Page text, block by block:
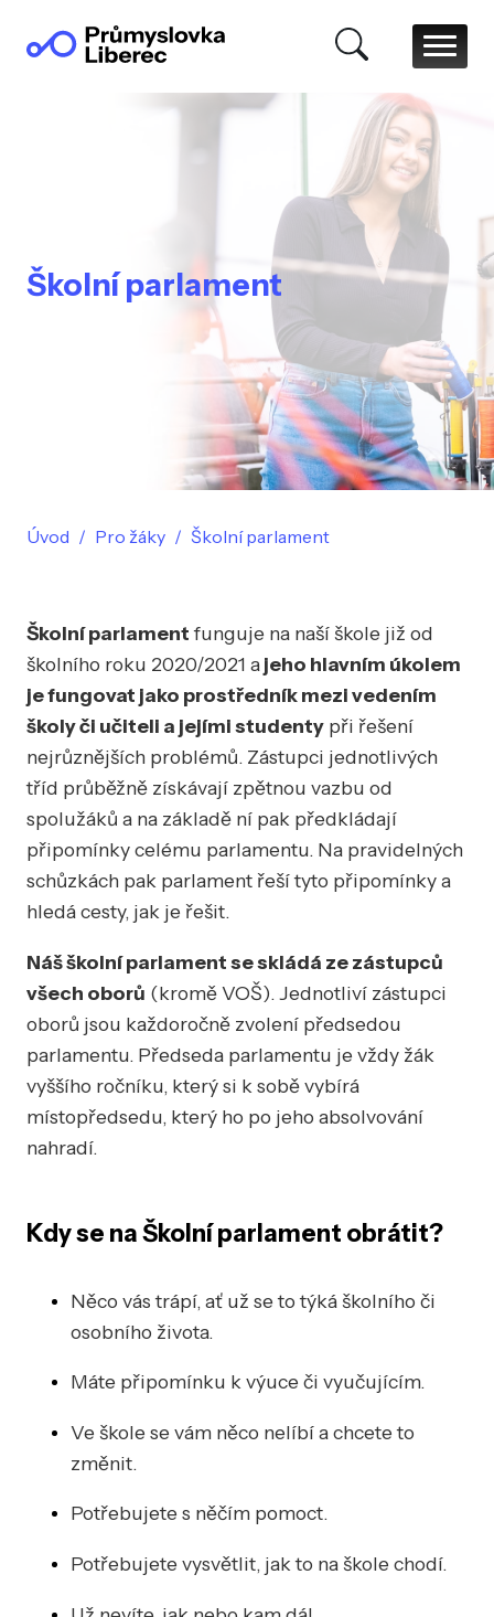
Školní parlament
Úvod Pro žáky Školní parlament
Školní parlamentfunguje na naší škole již od
školního roku 2020/2021 ajeho hlavním úkolem
je fungovat jako prostředník mezi vedením
školy či učiteli a jejími studenty při řešení
nejrůznějších problémů. Zástupci jednotlivých
tříd průběžně získávají zpětnou vazbu od
spolužáků a na základě ní pak předkládají
připomínky celému parlamentu. Na pravidelných
schůzkách pak parlament řeší tyto připomínky a
hledá cesty, jak je řešit.
Náš školní parlament se skládá ze zástupců
všech oborů (kromě VOŠ). Jednotliví zástupci
oborů jsou každoročně zvolení předsedou
parlamentu. Předseda parlamentu je vždy žák
vyššího ročníku, který si k sobě vybírá
místopředsedu, který ho po jeho absolvování
nahradí.
Kdy se na Školní parlament obrátit?
Něco vás trápí, ať už se to týká školního či
osobního života.
Máte připomínku k výuce či vyučujícím.
Ve škole se vám něco nelíbí a chcete to
změnit.
Potřebujete s něčím pomoct.
Potřebujete vysvětlit, jak to na škole chodí.